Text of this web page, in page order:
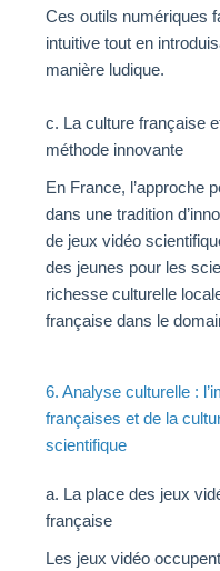
Ces outils numériques
intuitive tout en
manière ludique.
c. La culture française
méthode innovante
En France, l’approche
dans une tradition
de jeux vidéo
des jeunes pour les
richesse culturelle
française dans le
6. Analyse culturelle :
françaises et de la
scientifique
a. La place des jeux
française
Les jeux vidéo